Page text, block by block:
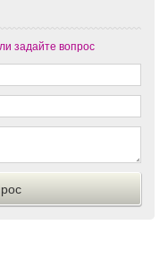
задайте вопрос